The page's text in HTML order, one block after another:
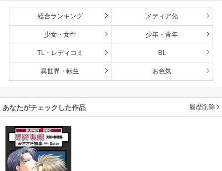
総合ランキング メディア化
少女・女性 少年・青年
TL・レディコミ BL
異世界・転生 お色気
あなたがチェックした作品 履歴削除